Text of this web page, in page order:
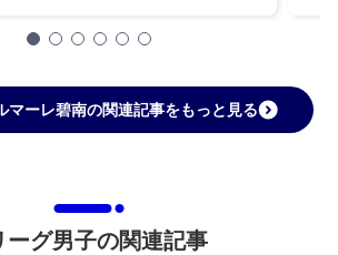
マーレ碧南の関連記事をもっと見る
ーグ男子の関連記事